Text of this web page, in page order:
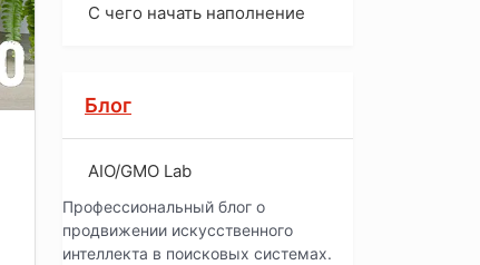
С чего начать наполнение
Блог
AIO/GMO Lab
Профессиональный блог о
продвижении искусственного
интеллекта в поисковых системах.